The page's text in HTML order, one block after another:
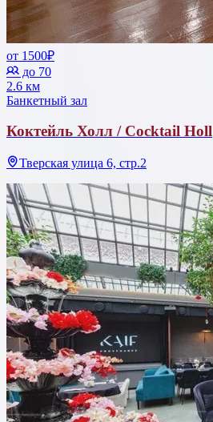
от 1500₽
до 70
2.6 км
Банкетный зал
Коктейль Холл / Cocktail Holl
Тверская улица 6, стр.2